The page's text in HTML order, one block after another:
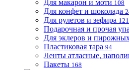
Для макарон и моти 108
Для конфет и шоколада
Для рулетов и зефира 121
Подарочная и прочая
Для эклеров и
Пластиковая тара 94
Ленты атласные,
Пакеты 168